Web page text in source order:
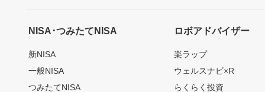
NISA･つみたてNISA
新NISA
一般NISA
つみたてNISA
ロボアドバイザー
楽ラップ
ウェルスナビ×R
らくらく投資